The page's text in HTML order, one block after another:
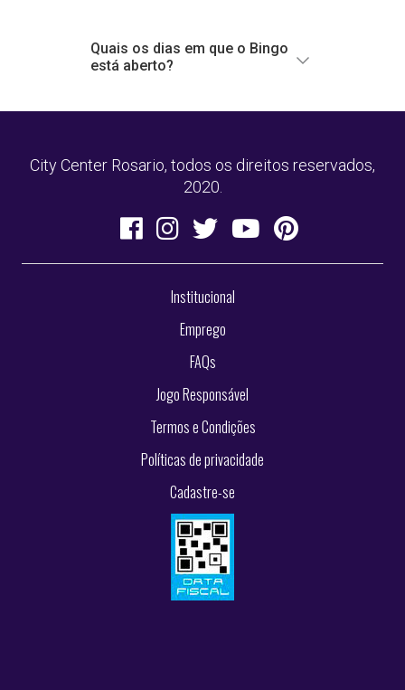
reservas@pullman-
citycenter.com.ar
Quais os dias em que o Bingo
está aberto?
City Center Rosario, todos os direitos reservados,
2020.
Institucional
Emprego
FAQs
Jogo Responsável
Termos e Condições
Políticas de privacidade
Cadastre-se